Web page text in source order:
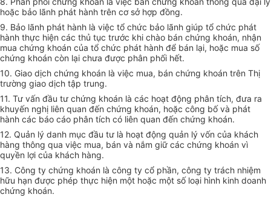
hoặc bảo lãnh phát hành trên cơ sở hợp đồng.
9. Bảo lãnh phát hành là việc tổ chức bảo lãnh giúp tổ chức phát
hành thực hiện các thủ tục trước khi chào bán chứng khoán, nhận
mua chứng khoán của tổ chức phát hành để bán lại, hoặc mua số
chứng khoán còn lại chưa được phân phối hết.
10. Giao dịch chứng khoán là việc mua, bán chứng khoán trên Thị
trường giao dịch tập trung.
11. Tư vấn đầu tư chứng khoán là các hoạt động phân tích, đưa ra
khuyến nghị liên quan đến chứng khoán, hoặc công bố và phát
hành các báo cáo phân tích có liên quan đến chứng khoán.
12. Quản lý danh mục đầu tư là hoạt động quản lý vốn của khách
hàng thông qua việc mua, bán và nắm giữ các chứng khoán vì
quyền lợi của khách hàng.
13. Công ty chứng khoán là công ty cổ phần, công ty trách nhiệm
hữu hạn được phép thực hiện một hoặc một số loại hình kinh doanh
chứng khoán.